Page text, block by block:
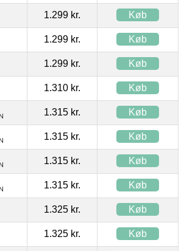
1.299 kr. Køb
1.299 kr. Køb
1.299 kr. Køb
1.310 kr. Køb
1.315 kr. Køb
1.315 kr. Køb
1.315 kr. Køb
1.315 kr. Køb
1.325 kr. Køb
1.325 kr. Køb